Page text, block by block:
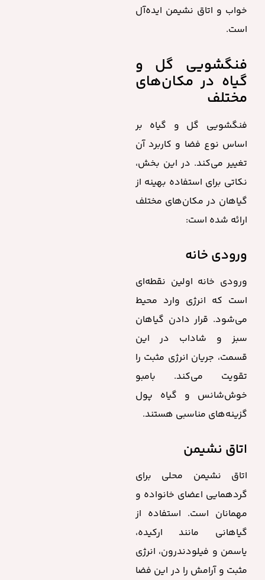
خواب و اتاق نشیمن ایده‌آل
است.
فنگشویی گل و
گیاه در مکان‌های
مختلف
فنگشویی گل و گیاه بر
اساس نوع فضا و کاربرد آن
تغییر می‌کند. در این بخش،
نکاتی برای استفاده بهینه از
گیاهان در مکان‌های مختلف
ارائه شده است:
ورودی خانه
ورودی خانه اولین نقطه‌ای
است که انرژی وارد محیط
می‌شود. قرار دادن گیاهان
سبز و شاداب در این
قسمت، جریان انرژی مثبت را
تقویت می‌کند. بامبو
خوش‌شانس و گیاه پول
گزینه‌های مناسبی هستند.
اتاق نشیمن
اتاق نشیمن محلی برای
گردهمایی اعضای خانواده و
مهمانان است. استفاده از
گیاهانی مانند ارکیده،
یاسمن و فیلودندرون، انرژی
مثبت و آرامش را در این فضا